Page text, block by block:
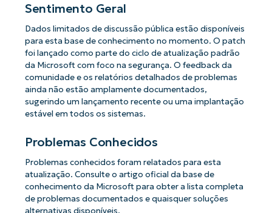
Sentimento Geral
Dados limitados de discussão pública estão disponíveis
para esta base de conhecimento no momento. O patch
foi lançado como parte do ciclo de atualização padrão
da Microsoft com foco na segurança. O feedback da
comunidade e os relatórios detalhados de problemas
ainda não estão amplamente documentados,
sugerindo um lançamento recente ou uma implantação
estável em todos os sistemas.
Problemas Conhecidos
Problemas conhecidos foram relatados para esta
atualização. Consulte o artigo oficial da base de
conhecimento da Microsoft para obter a lista completa
de problemas documentados e quaisquer soluções
alternativas disponíveis.